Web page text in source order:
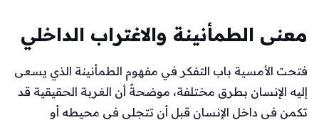
معنى الطمأنينة والاغتراب الداخلي
فتحت الأمسية باب التفكر في مفهوم الطمأنينة الذي يسعى
إليه الإنسان بطرق مختلفة، موضحةً أن الغربة الحقيقية قد
تكمن في داخل الإنسان قبل أن تتجلى في محيطه أو